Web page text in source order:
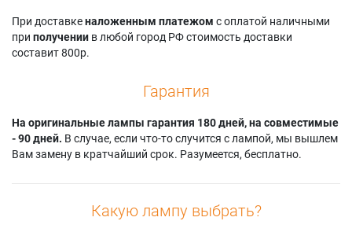
Panasonic PT-
EW540U
Panasonic PT-
Panasonic PT-
EW640E
Panasonic PT-
EX510LEJ
Panasonic PT-
EX510T
Panasonic PT-
EX510U
Panasonic PT-
EX510UL
Panasonic PT-
EZ580L
Panasonic PT-
EZ580LU
Panasonic PT-
EZ580U
Panasonic PT-
При доставкеналоженным платежом с оплатой наличными
при получении в любой город РФ стоимость доставки
составит 800р.
Гарантия
На оригинальные лампы гарантия 180 дней, на совместимые
- 90 дней. В случае, если что-то случится с лампой, мы вышлем
Вам замену в кратчайший срок. Разумеется, бесплатно.
Какую лампу выбрать?